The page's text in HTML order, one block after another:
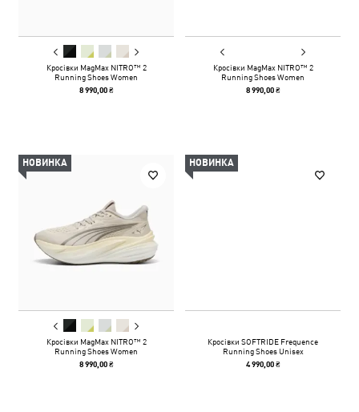
Кросівки MagMax NITRO™ 2
Running Shoes Women
8 990,00 ₴
Кросівки MagMax NITRO™ 2
Running Shoes Women
8 990,00 ₴
НОВИНКА
Кросівки MagMax NITRO™ 2
Running Shoes Women
8 990,00 ₴
НОВИНКА
Кросівки SOFTRIDE Frequence
Running Shoes Unisex
4 990,00 ₴